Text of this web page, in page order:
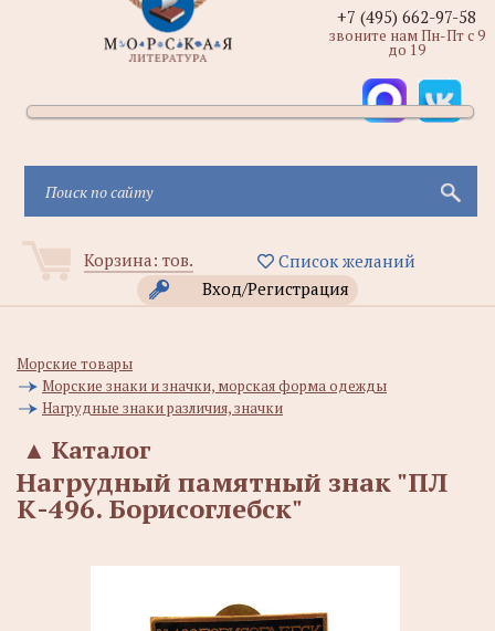
Корзина: тов.
Список желаний
Вход/Регистрация
+7 (495) 662-97-58
звоните нам Пн-Пт с 9
до 19
Морские товары
Морские знаки и значки, морская форма одежды
Нагрудные знаки различия, значки
Каталог
▲
Нагрудный памятный знак "ПЛ
К-496. Борисоглебск"